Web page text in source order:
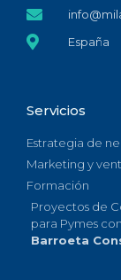
España
Servicios
Estrategia de
Marketing y
Formación
Proyectos de
para Pymes con
Barroeta